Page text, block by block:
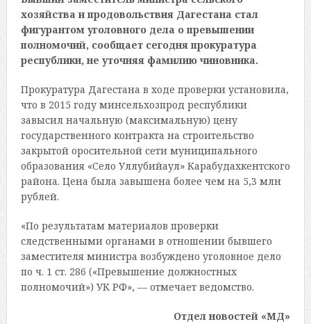
хозяйства и продовольствия Дагестана стал
фигурантом уголовного дела о превышении
полномочий, сообщает сегодня прокуратура
республики, не уточняя фамилию чиновника.
Прокуратура Дагестана в ходе проверки установила,
что в 2015 году минсельхозпрод республики
завысил начальную (максимальную) цену
государственного контракта на строительство
закрытой оросительной сети муниципального
образования «Село Уллубийаул» Карабудахкентского
района. Цена была завышена более чем на 5,3 млн
рублей.
«По результатам материалов проверки
следственными органами в отношении бывшего
заместителя министра возбуждено уголовное дело
по ч. 1 ст. 286 («Превышение должностных
полномочий») УК РФ», — отмечает ведомство.
Отдел новостей «МД»